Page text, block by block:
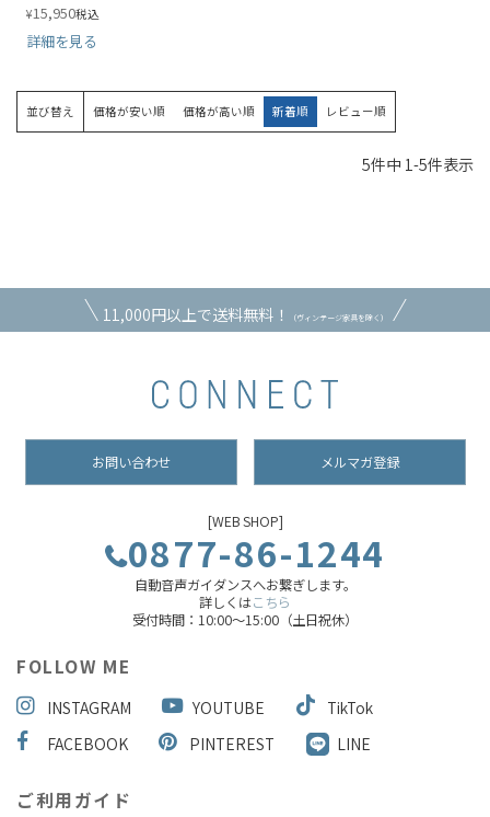
¥15,950税込
詳細を見る
並び替え 価格が安い順 価格が高い順 新着順 レビュー順
5件中 1-5件表示
11,000円以上で送料無料！ （ヴィンテージ家具を除く）
お問い合わせ メルマガ登録
[WEB SHOP]
0877-86-1244
自動音声ガイダンスへお繋ぎします。
詳しくはこちら
受付時間：10:00～15:00（土日祝休）
FOLLOW ME
INSTAGRAM YOUTUBE
TikTok
FACEBOOK
PINTEREST LINE
ご利用ガイド